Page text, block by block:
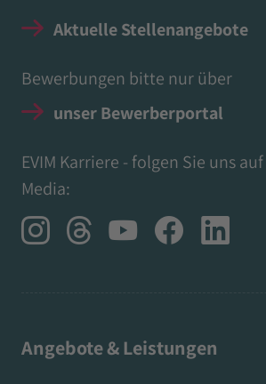
Aktuelle Stellenangebote
Bewerbungen bitte nur über
unser Bewerberportal
EVIM Karriere - folgen Sie uns
Media:
Angebote & Leistungen